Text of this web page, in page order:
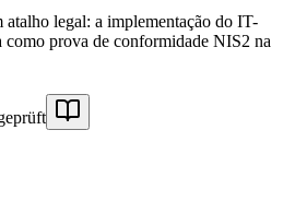
atalho legal: a implementação do IT-
como prova de conformidade NIS2 na